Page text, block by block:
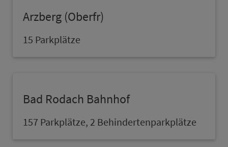
Arzberg (Oberfr)
15 Parkplätze
Bad Rodach Bahn­hof
157 Parkplätze, 2 Behindertenparkplätze